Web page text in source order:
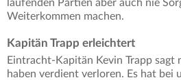
laufenden Partien aber auch nie
Weiterkommen machen.
Kapitän Trapp erleichtert
Eintracht-Kapitän Kevin Trapp sagt
haben verdient verloren. Es hat bei